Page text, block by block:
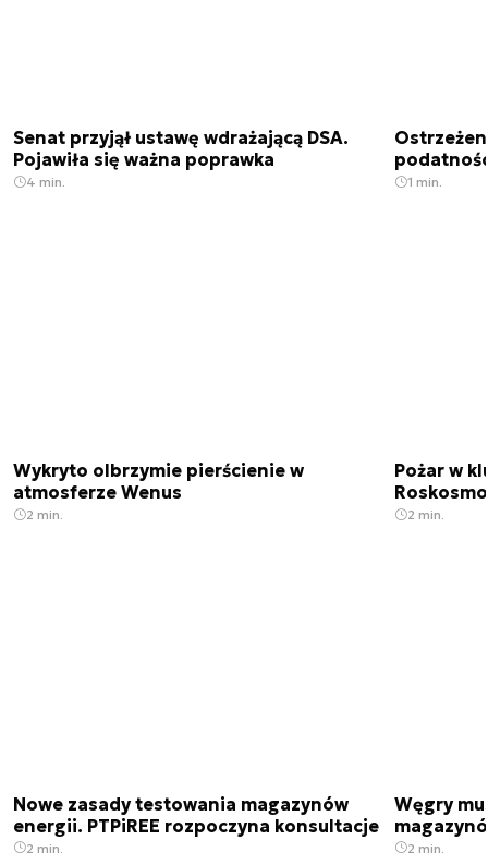
Senat przyjął ustawę wdrażającą DSA.
Pojawiła się ważna poprawka
4 min. 1 min.
Wykryto olbrzymie pierścienie w
atmosferze Wenus
2 min.
Pożar w
2 min.
Nowe zasady testowania magazynów
energii. PTPiREE rozpoczyna konsultacje
2 min.
Węgry
2 min.